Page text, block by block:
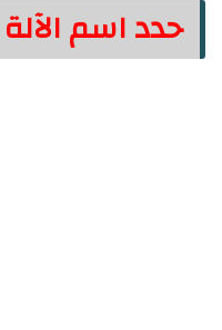
حدد اسم الآلة